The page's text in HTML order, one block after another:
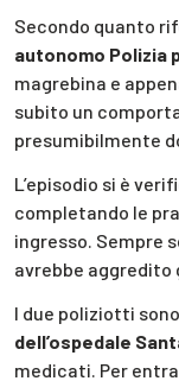
Secondo quanto
autonomo Polizia
magrebina e
subito un
presumibilmente
L’episodio si è
completando le
ingresso. Sempre
avrebbe aggredito
I due poliziotti
dell’ospedale
medicati. Per